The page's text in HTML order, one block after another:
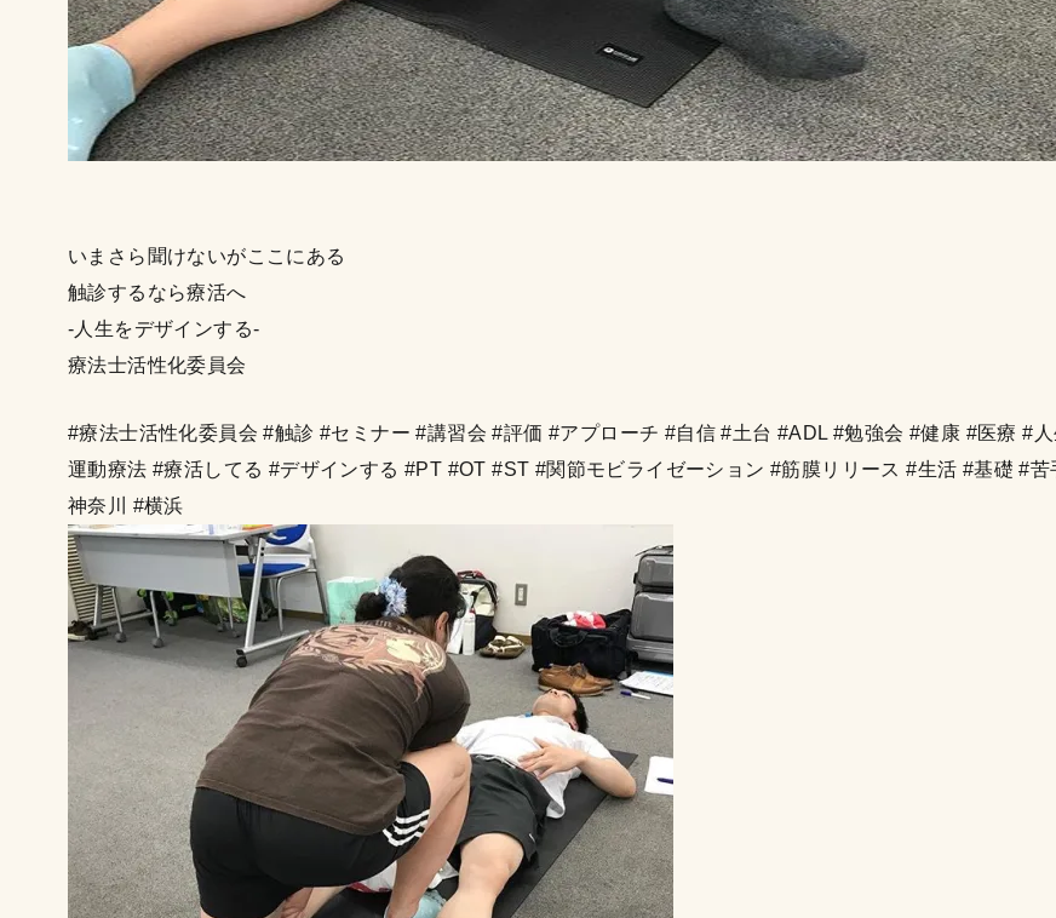
いまさら聞けないがここにある
触診するなら療活へ
-人生をデザインする-
療法士活性化委員会
#療法士活性化委員会 #触診 #セミナー #講習会 #評価 #アプローチ #自信 #土台 #ADL #勉強会 #健康 #医療 #
運動療法 #療活してる #デザインする #PT #OT #ST #関節モビライゼーション #筋膜リリース #生活 #基礎 #苦
神奈川 #横浜